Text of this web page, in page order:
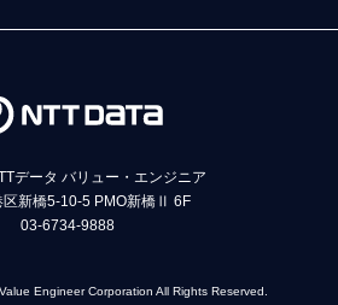
データ バリュー・エンジニア
区新橋5-10-5 PMO新橋Ⅱ 6F
03-6734-9888
Engineer Corporation All Rights Reserved.